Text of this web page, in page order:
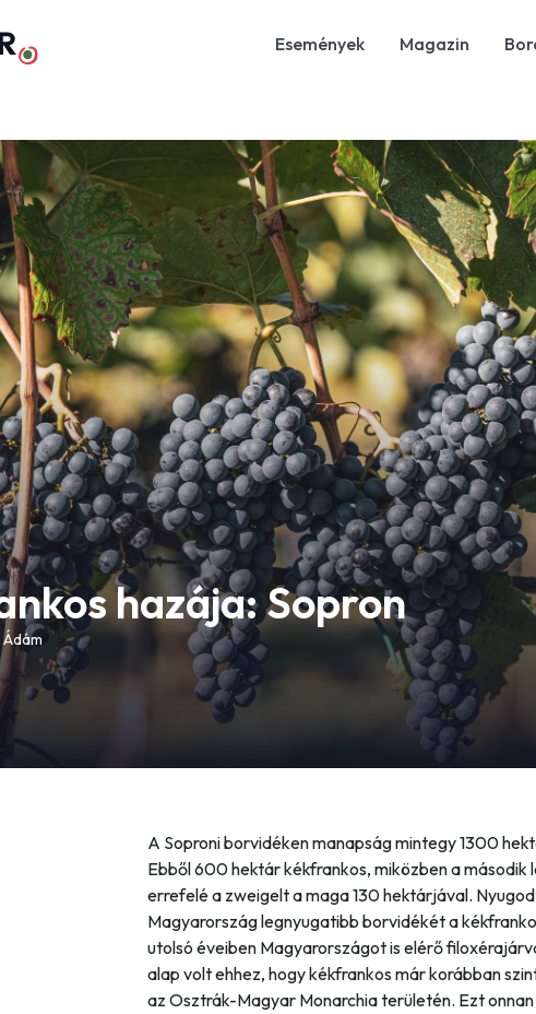
Események Magazin
hazája: Sopron
A Soproni borvidéken manapság mintegy 1300
Ebből 600 hektár kékfrankos, miközben a
errefelé a zweigelt a maga 130 hektárjával.
Magyarország legnyugatibb borvidékét a
utolsó éveiben Magyarországot is elérő
alap volt ehhez, hogy kékfrankos már korábban
az Osztrák-Magyar Monarchia területén. Ezt